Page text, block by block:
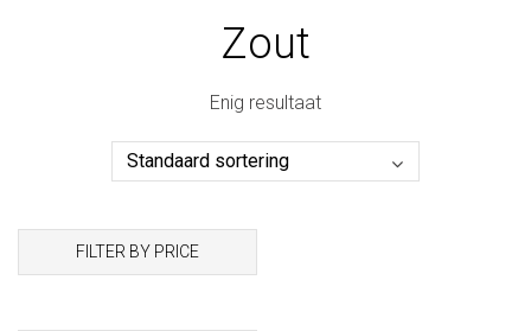
Zout
Enig resultaat
FILTER BY PRICE